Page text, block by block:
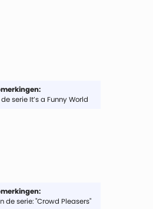
serie It’s a Funny World
de serie: "Crowd Pleasers"